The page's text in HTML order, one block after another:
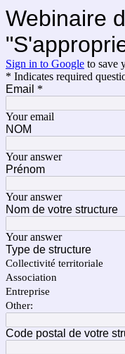
Webinaire
Sign in to Google to save
* Indicates required
Email *
Your email
NOM
Your answer
Prénom
Your answer
Nom de votre structure
Your answer
Type de structure
Collectivité territoriale
Association
Entreprise
Other:
Code postal de votre